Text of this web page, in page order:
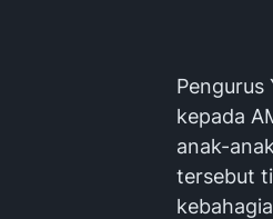
Pengurus
kepada
anak-
tersebut